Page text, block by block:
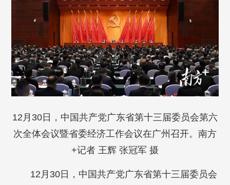
12月30日，中国共产党广东省第十三届委员会第六
次全体会议暨省委经济工作会议在广州召开。南方
+记者 王辉 张冠军 摄
12月30日，中国共产党广东省第十三届委员会